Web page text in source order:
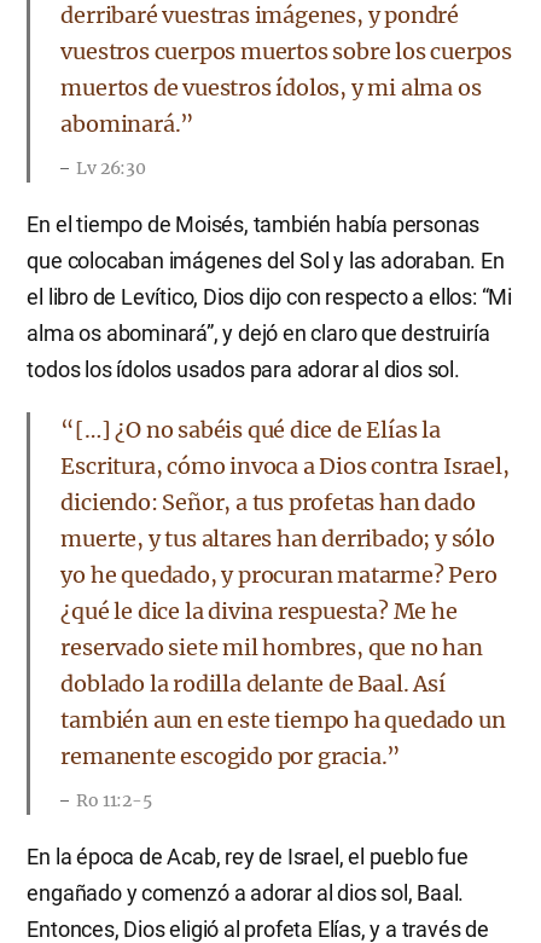
derribaré vuestras imágenes, y pondré
vuestros cuerpos muertos sobre los cuerpos
muertos de vuestros ídolos, y mi alma os
abominará.”
Lv 26:30
En el tiempo de Moisés, también había personas
que colocaban imágenes del Sol y las adoraban. En
el libro de Levítico, Dios dijo con respecto a ellos: “Mi
alma os abominará”, y dejó en claro que destruiría
todos los ídolos usados para adorar al dios sol.
“[…] ¿O no sabéis qué dice de Elías la
Escritura, cómo invoca a Dios contra Israel,
diciendo: Señor, a tus profetas han dado
muerte, y tus altares han derribado; y sólo
yo he quedado, y procuran matarme? Pero
¿qué le dice la divina respuesta? Me he
reservado siete mil hombres, que no han
doblado la rodilla delante de Baal. Así
también aun en este tiempo ha quedado un
remanente escogido por gracia.”
Ro 11:2-5
En la época de Acab, rey de Israel, el pueblo fue
engañado y comenzó a adorar al dios sol, Baal.
Entonces, Dios eligió al profeta Elías, y a través de